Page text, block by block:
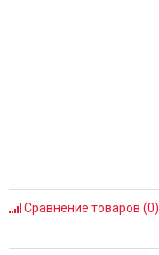
Сравнение товаров (0)